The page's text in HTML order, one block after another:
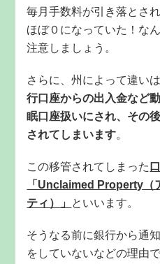
毎月手数料が引き落とさ
ほぼ０になっていた！な
注意しましょう。
さらに、州によって違い
行口座からの出入金など
眠口座扱いにされ、その
されてしまいます。
この移管されてしまった
「Unclaimed Property（
ティ）」 といいます。
そうなる前に銀行から通
をしていないなどの理由